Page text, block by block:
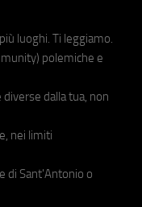
luoghi. Ti leggiamo.
polemiche e
dalla tua, non
nei limiti
di Sant'Antonio o